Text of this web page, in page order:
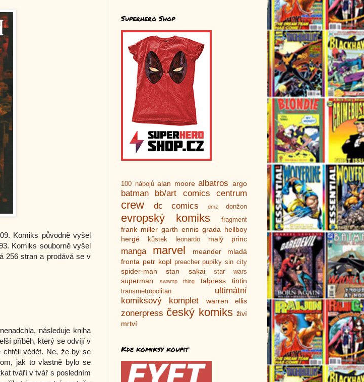
Komiks původně vyšel
Komiks souborně vyšel
256 stran a prodává se v
následuje kniha
příběh, který se odvíjí v
vědět. Ne, že by se
jak to vlastně bylo se
tváří v tvář s posledním
Superhero Shop
100 nábojů alan moore albatros argo
batman bb/art comics centrum
crew dc comics dmz donžon
evropský komiks fragment
frank miller garth ennis grada hellboy
hergé
kůstek leonardo malý princ
manga marvel meander
mladá
fronta petr kopl preacher pupíky sin city
spider-man stan sakai star wars
superman swamp thing talpress tintin
transmetropolitan
ultimátní
komiksový komplet
warren ellis
zonerpress český komiks živí
mrtví
Kde komiksy koupit